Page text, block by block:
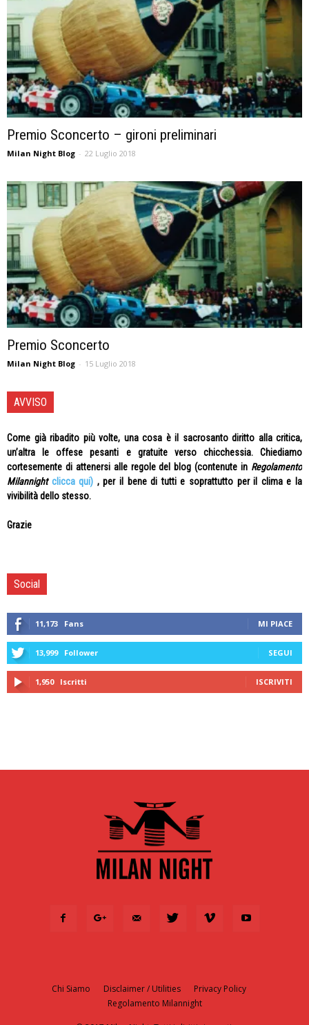
Premio Sconcerto – gironi preliminari
Milan Night Blog - 22 Luglio 2018
Premio Sconcerto
Milan Night Blog - 15 Luglio 2018
AVVISO
Come già ribadito più volte, una cosa è il sacrosanto diritto alla critica,
un’altra le offese pesanti e gratuite verso chicchessia. Chiediamo
cortesemente di attenersi alle regole del blog (contenute in Regolamento
Milannight clicca qui) , per il bene di tutti e soprattutto per il clima e la
vivibilità dello stesso.
Grazie
Social
11,173 Fans MI PIACE
13,999 Follower SEGUI
1,950 Iscritti ISCRIVITI
Chi Siamo Disclaimer / Utilities
Privacy Policy
Regolamento Milannight